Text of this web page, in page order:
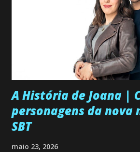
A História de Joana |
personagens da nova
SBT
maio 23, 2026